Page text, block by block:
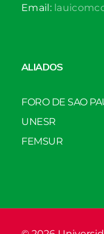
Email:
ALIADOS
FORO DE SAO
UNESR
FEMSUR